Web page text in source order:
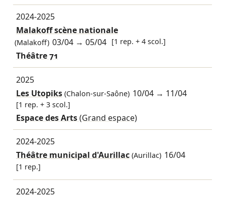
2024-2025
Malakoff scène nationale
(Malakoff) 03/04 →05/04 [1 rep. + 4 scol.]
Théâtre 71
2025
Les Utopiks(Chalon-sur-Saône) 10/04 → 11/04
[1 rep. + 3 scol.]
Espace des Arts(Grand espace)
2024-2025
Théâtre municipal d'Aurillac(Aurillac) 16/04
[1 rep.]
2024-2025